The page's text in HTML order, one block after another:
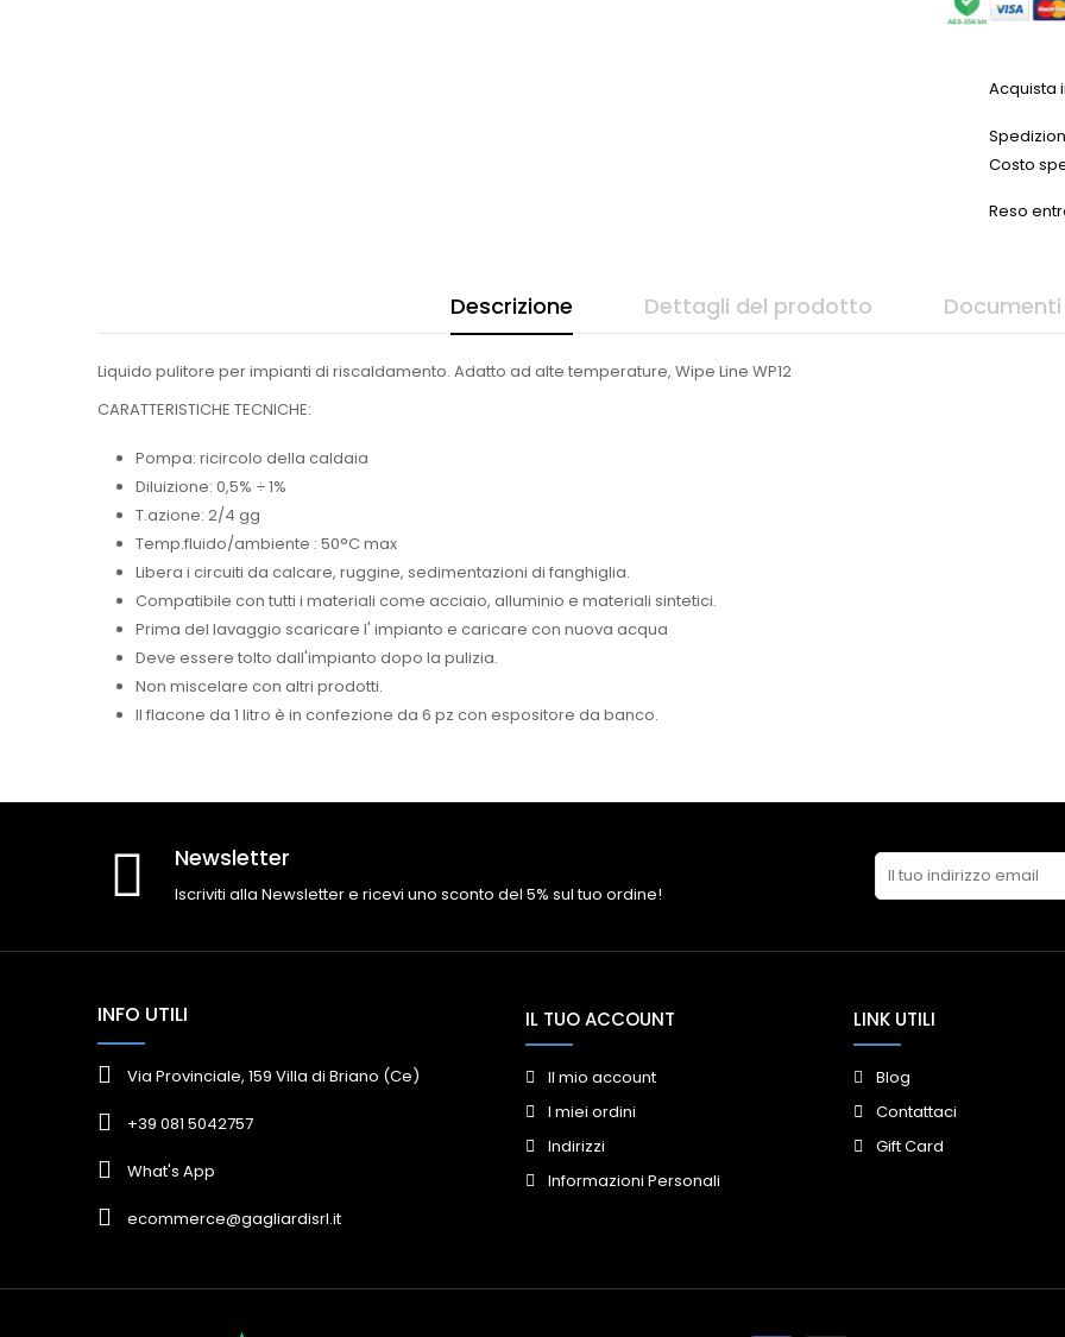
Acquista
Costo
Reso
Descrizione Dettagli del prodotto
Liquido pulitore per impianti di riscaldamento. Adatto ad alte temperature, Wipe Line WP12
CARATTERISTICHE TECNICHE:
Pompa: ricircolo della caldaia
Diluizione: 0,5% ÷ 1%
T.azione: 2/4 gg
Temp.fluido/ambiente : 50°C max
Libera i circuiti da calcare, ruggine, sedimentazioni di fanghiglia.
Compatibile con tutti i materiali come acciaio, alluminio e materiali sintetici.
Prima del lavaggio scaricare l' impianto e caricare con nuova acqua
Deve essere tolto dall'impianto dopo la pulizia.
Non miscelare con altri prodotti.
Il flacone da 1 litro è in confezione da 6 pz con espositore da banco.
Newsletter
Iscriviti alla Newsletter e ricevi uno sconto del 5% sul tuo ordine!
INFO UTILI
Via Provinciale, 159 Villa di Briano (Ce)
+39 081 5042757
What's App
ecommerce@gagliardisrl.it
IL TUO ACCOUNT
Il mio account
I miei ordini
Indirizzi
Informazioni Personali
LINK UTILI
Blog
Contattaci
Gift Card